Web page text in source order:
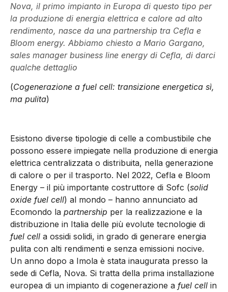
Nova, il primo impianto in Europa di questo tipo per
la produzione di energia elettrica e calore ad alto
rendimento, nasce da una partnership tra Cefla e
Bloom energy. Abbiamo chiesto a Mario Gargano,
sales manager business line energy di Cefla, di darci
qualche dettaglio
(Cogenerazione a fuel cell: transizione energetica sì,
ma pulita)
Esistono diverse tipologie di celle a combustibile che
possono essere impiegate nella produzione di energia
elettrica centralizzata o distribuita, nella generazione
di calore o per il trasporto. Nel 2022, Cefla e Bloom
Energy – il più importante costruttore di Sofc (solid
oxide fuel cell) al mondo – hanno annunciato ad
Ecomondo la partnership per la realizzazione e la
distribuzione in Italia delle più evolute tecnologie di
fuel cell a ossidi solidi, in grado di generare energia
pulita con alti rendimenti e senza emissioni nocive.
Un anno dopo a Imola è stata inaugurata presso la
sede di Cefla, Nova. Si tratta della prima installazione
europea di un impianto di cogenerazione a fuel cell in